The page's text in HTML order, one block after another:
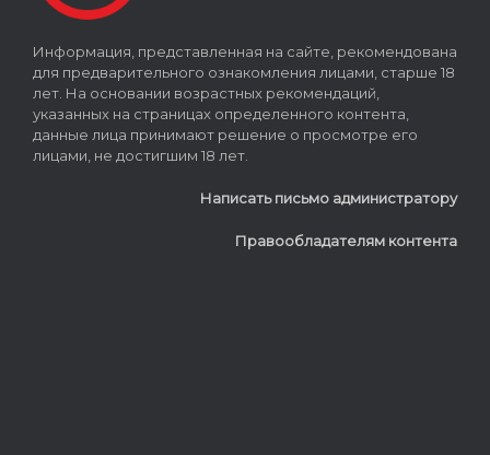
Информация, представленная на сайте, рекомендована
для предварительного ознакомления лицами, старше 18
лет. На основании возрастных рекомендаций,
указанных на страницах определенного контента,
данные лица принимают решение о просмотре его
лицами, не достигшим 18 лет.
Написать письмо администратору
Правообладателям контента